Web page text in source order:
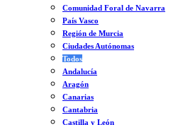
Comunidad Foral de Navarra
País Vasco
Región de Murcia
Ciudades Autónomas
Todos
Andalucía
Aragón
Canarias
Cantabria
Castilla y León